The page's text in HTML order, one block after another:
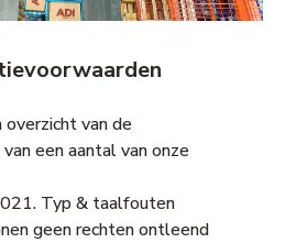
van de
een aantal van onze
Typ & taalfouten
geen rechten ontleend